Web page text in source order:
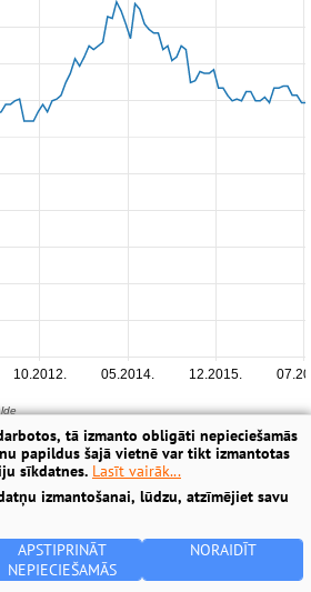
tā izmanto obligāti nepieciešamās
papildus šajā vietnē var tikt izmantotas
sīkdatnes. Lasīt vairāk...
izmantošanai, lūdzu, atzīmējiet savu
APSTIPRINĀT
NEPIECIEŠAMĀS
NORAIDĪT